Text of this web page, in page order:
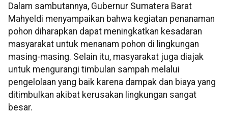
Dalam sambutannya, Gubernur Sumatera Barat
Mahyeldi menyampaikan bahwa kegiatan penanaman
pohon diharapkan dapat meningkatkan kesadaran
masyarakat untuk menanam pohon di lingkungan
masing-masing. Selain itu, masyarakat juga diajak
untuk mengurangi timbulan sampah melalui
pengelolaan yang baik karena dampak dan biaya yang
ditimbulkan akibat kerusakan lingkungan sangat
besar.